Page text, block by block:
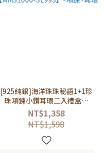
[925純銀]海洋珠珠秘語1+1珍
珠項鍊小鑽耳環二入禮盒組
【MMS1000-SL993】-項鍊+耳
環
NT$1,358
NT$1,598